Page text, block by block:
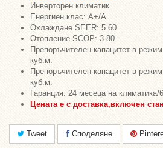
Инверторен климатик
Енергиен клас: A+/A
Охлаждане SEER: 5.60
Отопление SCOP: 3.80
Препоръчителен капацитет в
куб.м.
Препоръчителен капацитет в
куб.м.
Гаранция: 24 месеца на
Цената е с доставка,включен
Tweet Споделяне